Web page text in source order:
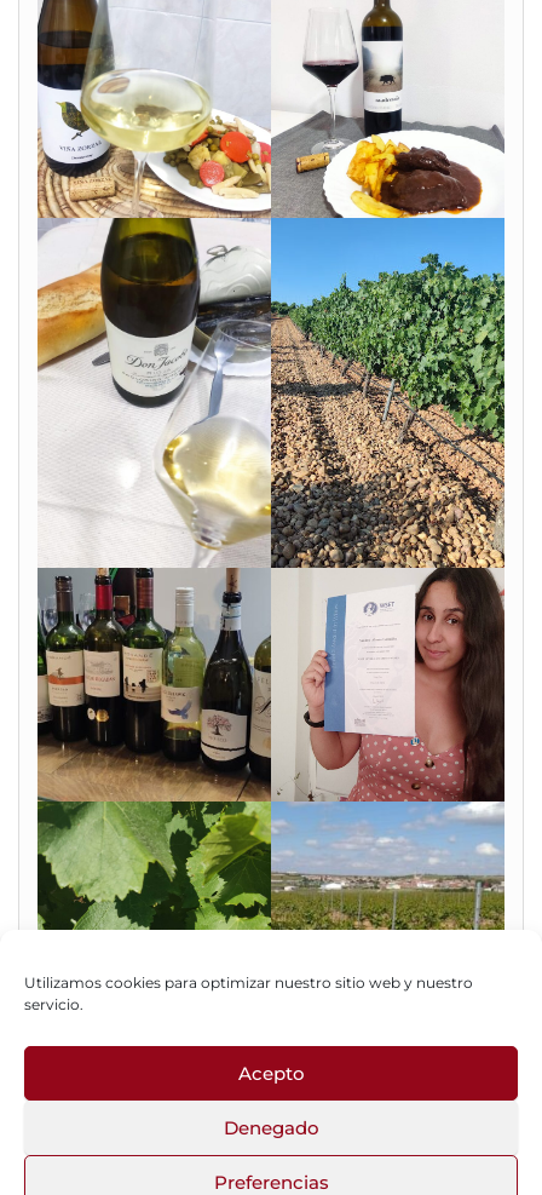
Utilizamos cookies para optimizar nuestro sitio web y nuestro
servicio.
Acepto
Denegado
Preferencias
Fotos del Blog